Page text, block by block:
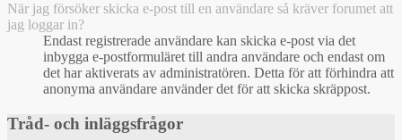
När jag försöker skicka e-post till en användare så kräver forumet att
jag loggar in?
Endast registrerade användare kan skicka e-post via det
inbygga e-postformuläret till andra användare och endast om
det har aktiverats av administratören. Detta för att förhindra att
anonyma användare använder det för att skicka skräppost.
Tråd- och inläggsfrågor